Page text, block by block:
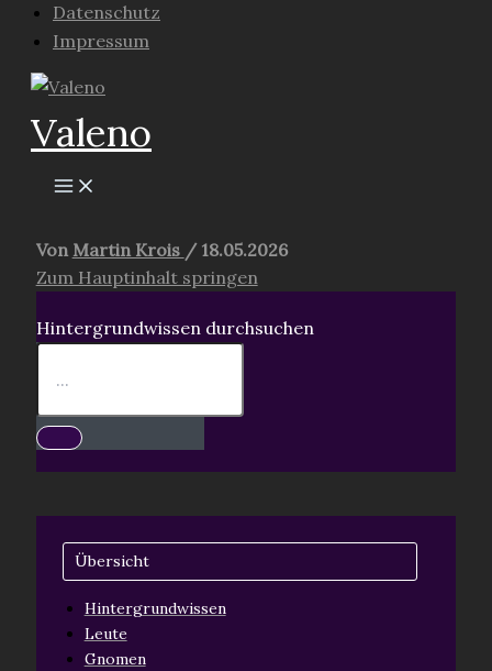
Datenschutz
Impressum
Zum
Inhalt
springen
Valeno
Von Martin Krois / 18.05.2026
Zum Hauptinhalt springen
Hintergrundwissen durchsuchen
Übersicht
Hintergrundwissen
Leute
Gnomen